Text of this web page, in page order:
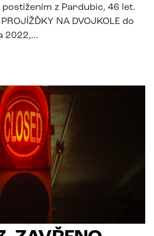
z Pardubic, 46 let.
NA DVOJKOLE do
2022,...